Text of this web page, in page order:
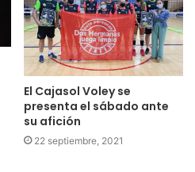
El Cajasol Voley se
presenta el sábado ante
su afición
22 septiembre, 2021